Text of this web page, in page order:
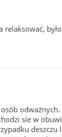
relaksować,
sie w
deszczu